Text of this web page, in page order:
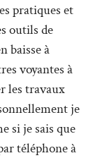
pratiques et
outils de
baisse à
voyantes à
les travaux
je
si je sais que
téléphone à